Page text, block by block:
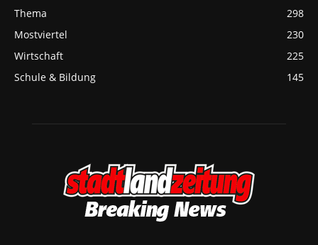
Thema
298
Mostviertel
230
Wirtschaft
225
Schule & Bildung
145